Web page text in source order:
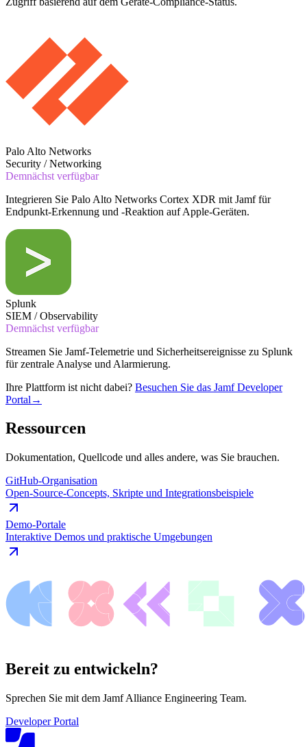
Palo Alto Networks
Security / Networking
Demnächst verfügbar
Integrieren Sie Palo Alto Networks Cortex XDR mit Jamf für
Endpunkt-Erkennung und -Reaktion auf Apple-Geräten.
Splunk
SIEM / Observability
Demnächst verfügbar
Streamen Sie Jamf-Telemetrie und Sicherheitsereignisse zu Splunk
für zentrale Analyse und Alarmierung.
Ihre Plattform ist nicht dabei? Besuchen Sie das Jamf Developer
Portal →
Ressourcen
Dokumentation, Quellcode und alles andere, was Sie brauchen.
GitHub-Organisation
Open-Source-Concepts, Skripte und Integrationsbeispiele
Demo-Portale
Interaktive Demos und praktische Umgebungen
Bereit zu entwickeln?
Sprechen Sie mit dem Jamf Alliance Engineering Team.
Developer Portal